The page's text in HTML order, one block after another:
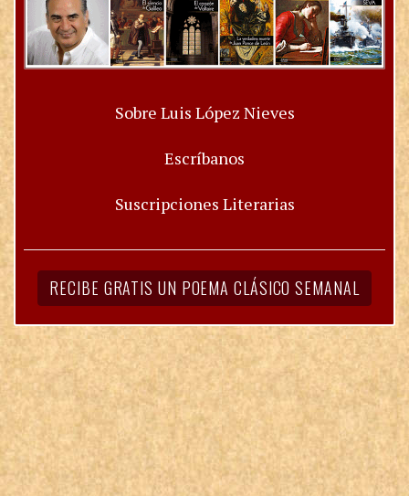
Sobre Luis López Nieves
Escríbanos
Suscripciones Literarias
RECIBE GRATIS UN POEMA CLÁSICO SEMANAL